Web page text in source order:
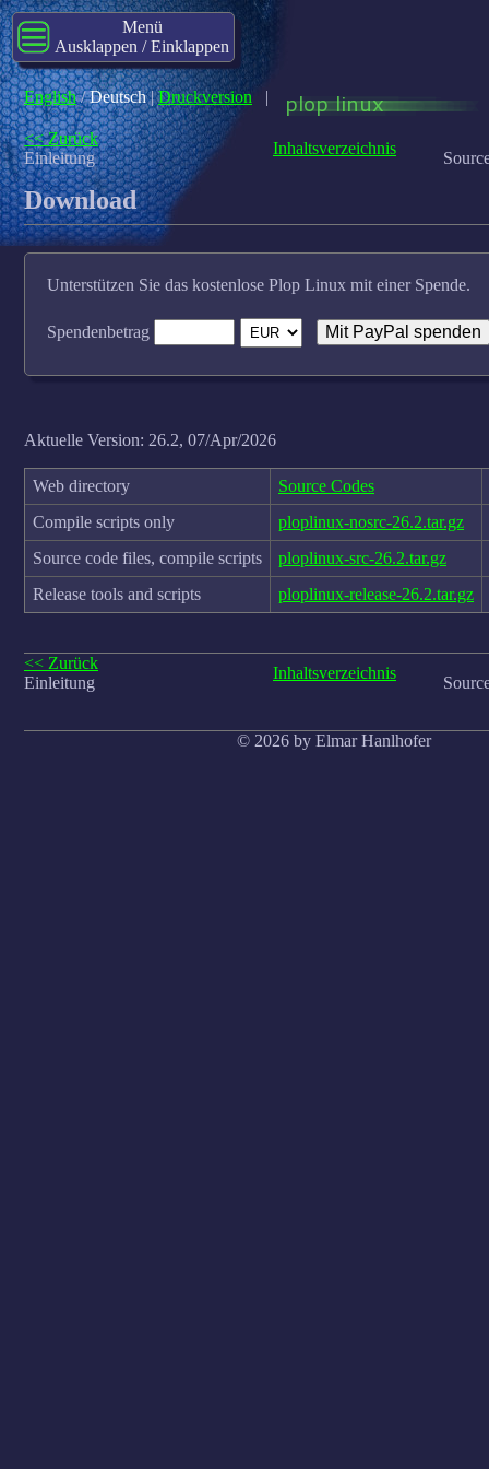
Menü
Ausklappen / Einklappen
English/Deutsch|Druckversion |
<< Zurück
Einleitung
Inhaltsverzeichnis
Download
Unterstützen Sie das kostenlose Plop Linux mit einer Spende.
Spendenbetrag
Aktuelle Version: 26.2, 07/Apr/2026
Web directory
Source Codes
Compile scripts only
ploplinux-nosrc-26.2.tar.gz
Source code files, compile scripts
ploplinux-src-26.2.tar.gz
Release tools and scripts
ploplinux-release-26.2.tar.gz
<< Zurück
Einleitung
Inhaltsverzeichnis
© 2026 by Elmar Hanlhofer